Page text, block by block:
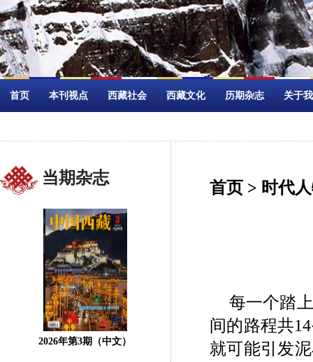
首页 本刊视点 西藏社会 西藏文化 历期杂志 关于
当期杂志
2026年第3期（中文）
首页 > 时代
每一个踏
间的路程共14
就可能引发